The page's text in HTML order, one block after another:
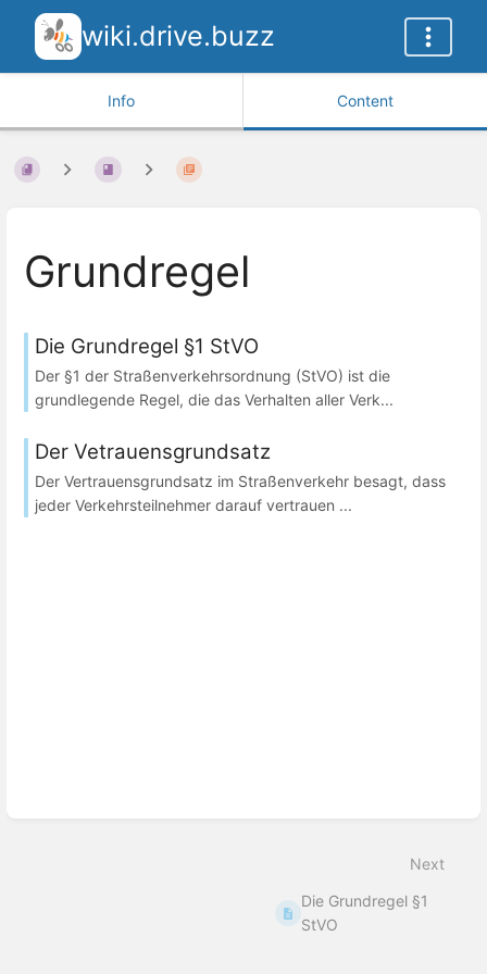
wiki.drive.buzz
Info Content
Grundregel
Die Grundregel §1 StVO
Der §1 der Straßenverkehrsordnung (StVO) ist die
grundlegende Regel, die das Verhalten aller Verk...
Der Vetrauensgrundsatz
Der Vertrauensgrundsatz im Straßenverkehr besagt, dass
jeder Verkehrsteilnehmer darauf vertrauen ...
Next
Die Grundregel §1
StVO